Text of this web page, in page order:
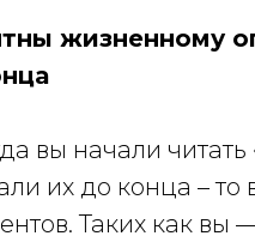
жизненному
вы начали читать
их до конца – то
Таких как вы